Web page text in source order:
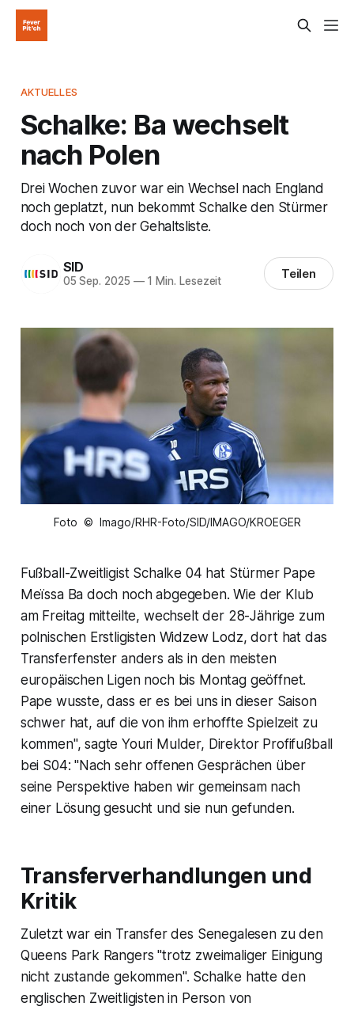
AKTUELLES
Schalke: Ba wechselt
nach Polen
Drei Wochen zuvor war ein Wechsel nach England
noch geplatzt, nun bekommt Schalke den Stürmer
doch noch von der Gehaltsliste.
SID
05 Sep. 2025 —1 Min. Lesezeit Teilen
Foto © Imago/RHR-Foto/SID/IMAGO/KROEGER
Fußball-Zweitligist Schalke 04 hat Stürmer Pape
Meïssa Ba doch noch abgegeben. Wie der Klub
am Freitag mitteilte, wechselt der 28-Jährige zum
polnischen Erstligisten Widzew Lodz, dort hat das
Transferfenster anders als in den meisten
europäischen Ligen noch bis Montag geöffnet.
Pape wusste, dass er es bei uns in dieser Saison
schwer hat, auf die von ihm erhoffte Spielzeit zu
kommen", sagte Youri Mulder, Direktor Profifußball
bei S04: "Nach sehr offenen Gesprächen über
seine Perspektive haben wir gemeinsam nach
einer Lösung gesucht und sie nun gefunden.
Transferverhandlungen und
Kritik
Zuletzt war ein Transfer des Senegalesen zu den
Queens Park Rangers "trotz zweimaliger Einigung
nicht zustande gekommen". Schalke hatte den
englischen Zweitligisten in Person von